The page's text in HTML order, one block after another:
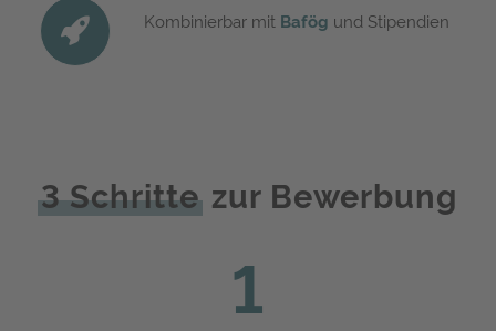
Kombinierbar mit Bafög und Stipendien
3 Schritte zur Bewerbung
1